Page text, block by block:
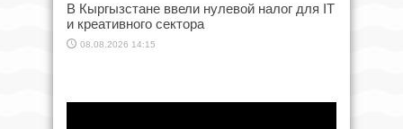
В Кыргызстане ввели нулевой налог для IT
и креативного сектора
08.08.2026 14:15